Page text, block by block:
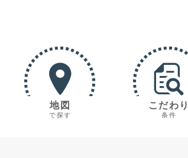
地図
で探す
こだわり
条件